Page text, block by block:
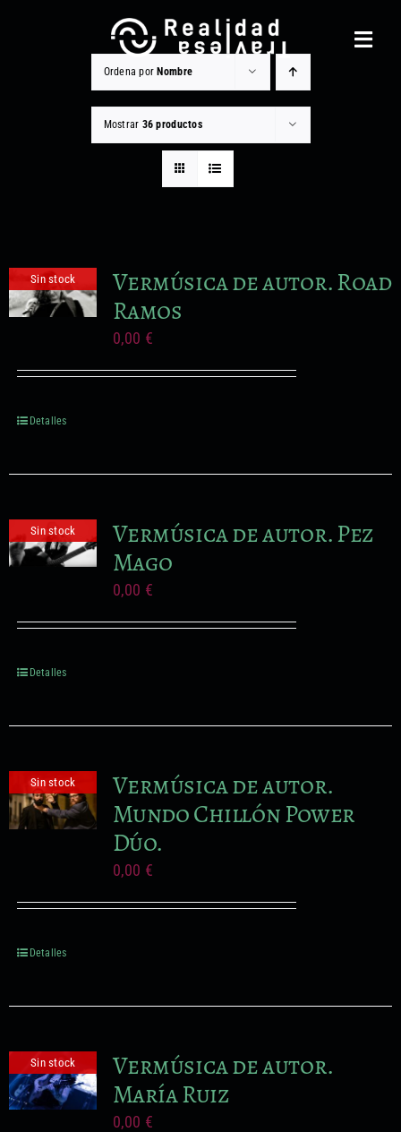
Contacto
Otros Servicios
Formación no reglada
Ordena por Nombre
Mostrar 36 productos
Sin stock
Vermúsica de autor. Road
Ramos
0,00 €
Detalles
Sin stock
Vermúsica de autor. Pez
Mago
0,00 €
Detalles
Sin stock
Vermúsica de autor.
Mundo Chillón Power
Dúo.
0,00 €
Detalles
Sin stock
Vermúsica de autor.
María Ruiz
0,00 €